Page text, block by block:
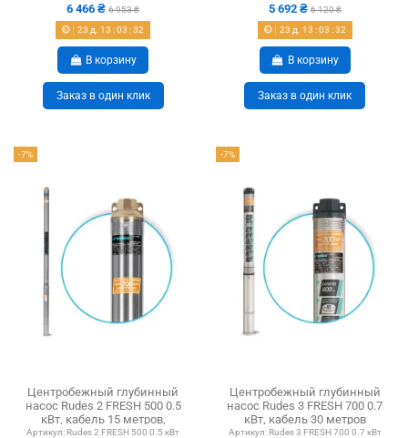
6 466 ₴6 953 ₴
23 д. 13 :03 :31
В корзину
Заказ в один клик
5 692 ₴ 6 120 ₴
23 д. 13 :03 :31
В корзину
Заказ в один клик
-7%
Центробежный глубинный
насос Rudes 2 FRESH 500 0.5
кВт, кабель 15 метров,
евровилка
Артикул: Rudes 2 FRESH 500 0.5 кВт
-7%
Центробежный глубинный
насос Rudes 3 FRESH 700 0.7
кВт, кабель 30 метров
Артикул: Rudes 3 FRESH 700 0.7 кВт